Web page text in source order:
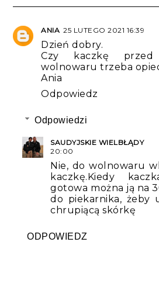
ANIA 25 LUTEGO 2021 16:39
Dzień dobry.
Czy kaczkę przed
wolnowaru trzeba
Ania
Odpowiedz
Odpowiedzi
SAUDYJSKIE WIELBŁĄDY
20:00
Nie, do wolnowaru
kaczkę.Kiedy
gotowa można ją na
do piekarnika, żeby
chrupiącą skórkę
ODPOWIEDZ